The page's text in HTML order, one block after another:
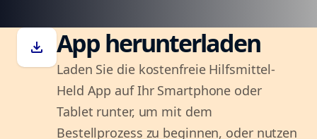
download App herunterladen
Laden Sie die kostenfreie Hilfsmittel-
Held App auf Ihr Smartphone oder
Tablet runter, um mit dem
Bestellprozess zu beginnen, oder nutzen